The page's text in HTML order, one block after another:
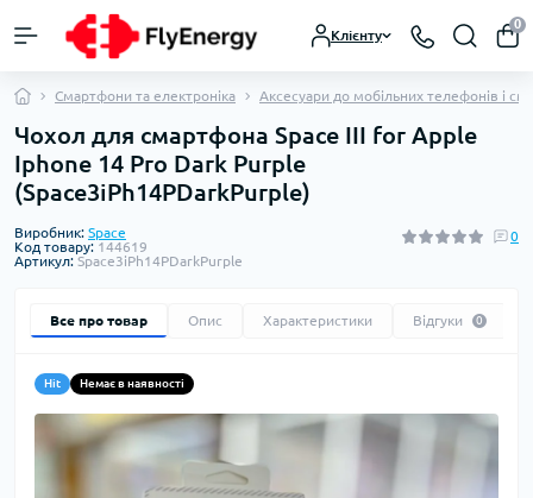
Клієнту
0
Смартфони та електроніка Аксесуари до мобільних телефонів і
Чохол для смартфона Space III for Apple
Iphone 14 Pro Dark Purple
(Space3iPh14PDarkPurple)
Виробник: Space
Код товару: 144619
Артикул: Space3iPh14PDarkPurple
0
Все про товар Опис Характеристики Відгуки 0
Hit Немає в наявності